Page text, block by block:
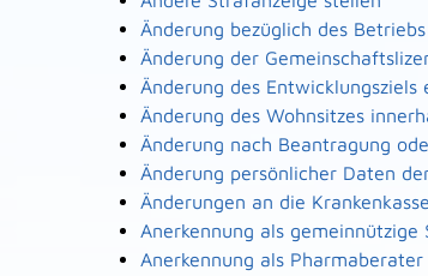
Änderung bezüglich des
Änderung der
Änderung des
Änderung des Wohnsitzes
Änderung nach Beantragung
Änderung persönlicher Daten
Änderungen an die
Anerkennung als
Anerkennung als